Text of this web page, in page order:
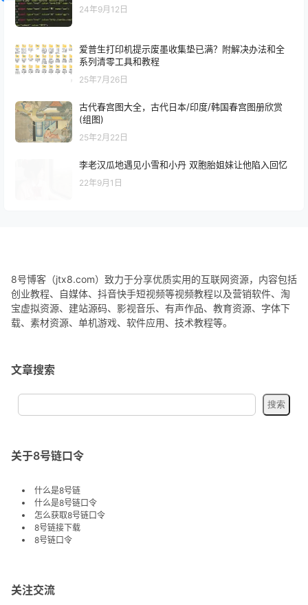
24年9月12日
爱普生打印机提示废墨收集垫已满？附解决办法和全
系列清零工具和教程
25年7月26日
古代春宫图大全，古代日本/印度/韩国春宫图册欣赏
(组图)
25年2月22日
李老汉瓜地遇见小雪和小丹 双胞胎姐妹让他陷入回忆
22年9月1日
8号博客（jtx8.com）致力于分享优质实用的互联网资源，内容包括
创业教程、自媒体、抖音快手短视频等视频教程以及营销软件、淘
宝虚拟资源、建站源码、影视音乐、有声作品、教育资源、字体下
载、素材资源、单机游戏、软件应用、技术教程等。
文章搜索
关于8号链口令
什么是8号链
什么是8号链口令
怎么获取8号链口令
8号链接下载
8号链口令
关注交流